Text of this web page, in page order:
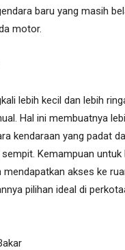
baru yang masih
motor.
lebih kecil dan lebih
Hal ini membuatnya
kendaraan yang padat
Kemampuan untuk
mendapatkan akses ke
pilihan ideal di